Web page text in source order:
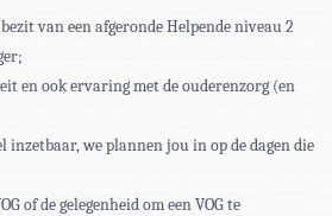
van een afgeronde Helpende niveau 2
en ook ervaring met de ouderenzorg (en
inzetbaar, we plannen jou in op de dagen die
of de gelegenheid om een VOG te